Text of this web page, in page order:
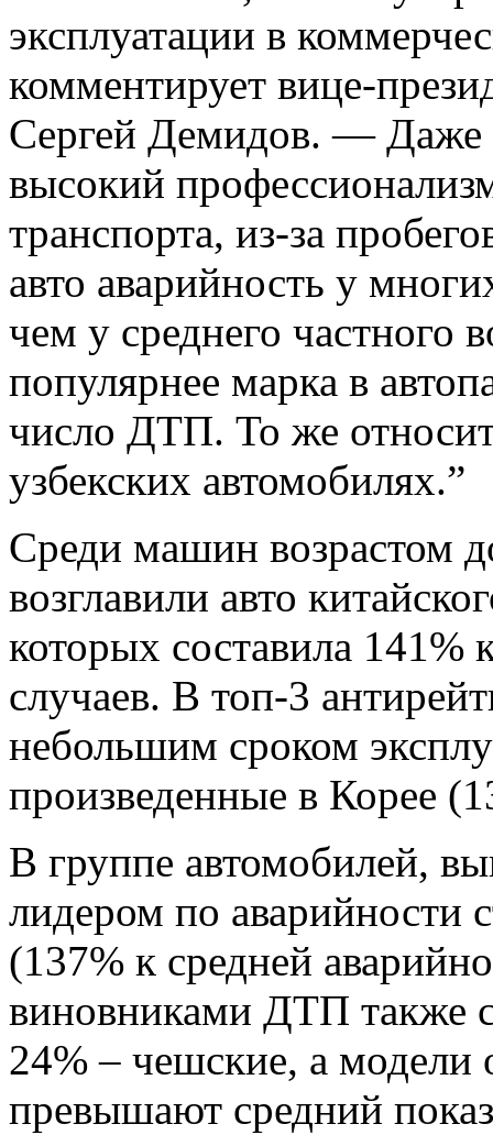
эксплуатации в
комментирует вице-
Сергей Демидов. — Даже
высокий
транспорта, из-за
авто аварийность у
чем у среднего частного
популярнее марка в
число ДТП. То же
узбекских автомобилях.”
Среди машин возрастом
возглавили авто
которых составила
случаев. В топ-3
небольшим сроком
произведенные в Корее
В группе автомобилей,
лидером по аварийности
(137% к средней
виновниками ДТП также
24% – чешские, а модели
превышают средний